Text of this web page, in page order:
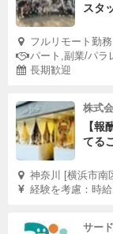
スタ
フルリモート勤
パート,副業/パラ
長期歓迎
株式
【
てる
神奈川 [横浜市南
経験を考慮：時
サー